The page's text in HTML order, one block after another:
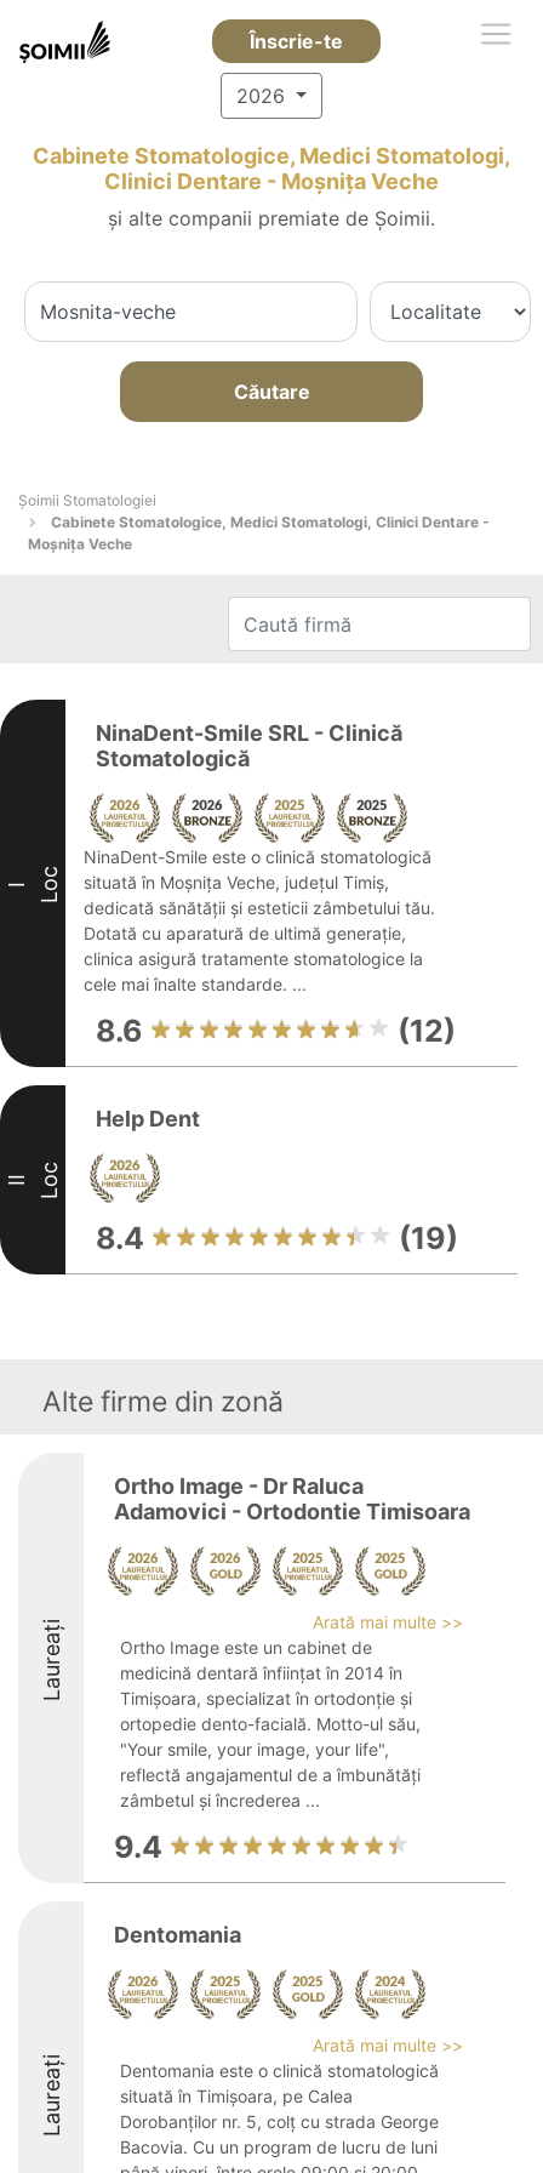
Înscrie-te
2026
Cabinete Stomatologice, Medici Stomatologi,
Clinici Dentare - Moşniţa Veche
și alte companii premiate de Șoimii.
Căutare
Șoimii Stomatologiei
Cabinete Stomatologice, Medici Stomatologi, Clinici Dentare -
Moşniţa Veche
I Loc
NinaDent-Smile SRL - Clinică
Stomatologică
NinaDent-Smile este o clinică stomatologică
situată în Moșnița Veche, județul Timiș,
dedicată sănătății și esteticii zâmbetului tău.
Dotată cu aparatură de ultimă generație,
clinica asigură tratamente stomatologice la
cele mai înalte standarde. ...
8.6 (12)
II Loc
Help Dent
8.4 (19)
Alte firme din zonă
Laureați
Ortho Image - Dr Raluca
Adamovici - Ortodontie Timisoara
Arată mai multe >>
Ortho Image este un cabinet de
medicină dentară înființat în 2014 în
Timișoara, specializat în ortodonție și
ortopedie dento-facială. Motto-ul său,
"Your smile, your image, your life",
reflectă angajamentul de a îmbunătăți
zâmbetul și încrederea ...
9.4
Laureați
Dentomania
Arată mai multe >>
Dentomania este o clinică stomatologică
situată în Timișoara, pe Calea
Dorobanților nr. 5, colț cu strada George
Bacovia. Cu un program de lucru de luni